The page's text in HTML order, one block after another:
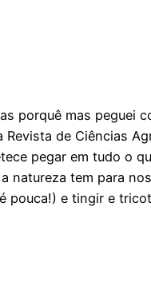
porquê mas peguei
Revista de Ciências
pegar em tudo o
natureza tem para nos
pouca!) e tingir e